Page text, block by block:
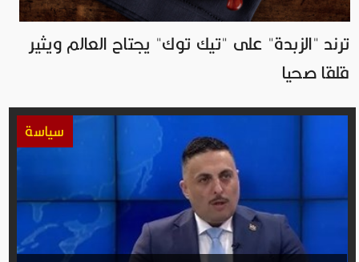
ترند "الزبدة" على "تيك توك" يجتاح العالم ويثير
قلقا صحيا
سياسة